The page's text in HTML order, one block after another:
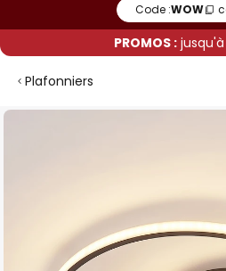
Code :WOW
PROMOS :
Plafonniers
Skip